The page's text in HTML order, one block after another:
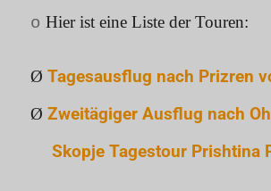
o Hier ist eine Liste der Touren:
Ø Tagesausflug nach Prizren
Ø Zweitägiger Ausflug nach
Skopje Tagestour Prishtina